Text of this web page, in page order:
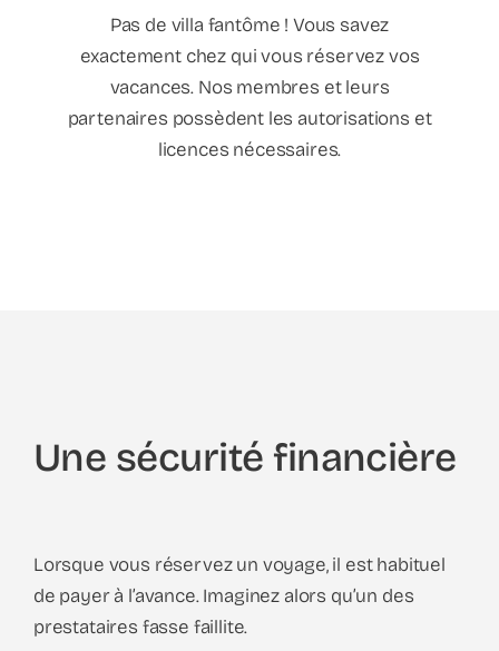
Pas de villa fantôme ! Vous savez
exactement chez qui vous réservez vos
vacances. Nos membres et leurs
partenaires possèdent les autorisations et
licences nécessaires.
Une sécurité financière
Lorsque vous réservez un voyage, il est habituel
de payer à l’avance. Imaginez alors qu’un des
prestataires fasse faillite.